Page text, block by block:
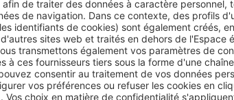
du montant des investissements,
un studio ou un T2 »
Boyer, gérant d’Immobilière Sextius